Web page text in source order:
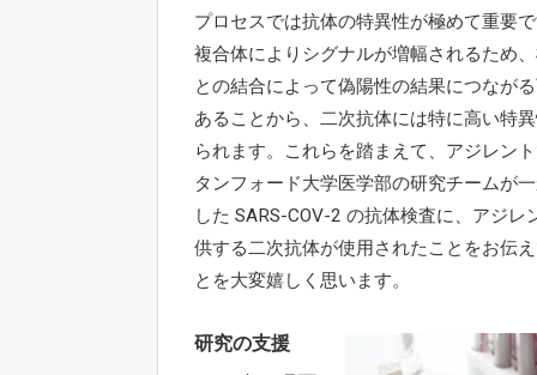
プロセスでは抗体の特異性が極めて重要
複合体によりシグナルが増幅されるため
との結合によって偽陽性の結果につなが
あることから、二次抗体には特に高い特
られます。これらを踏まえて、アジレン
タンフォード大学医学部の研究チームが
した SARS-COV-2 の抗体検査に、アジレ
供する二次抗体が使用されたことをお伝
とを大変嬉しく思います。
研究の支援